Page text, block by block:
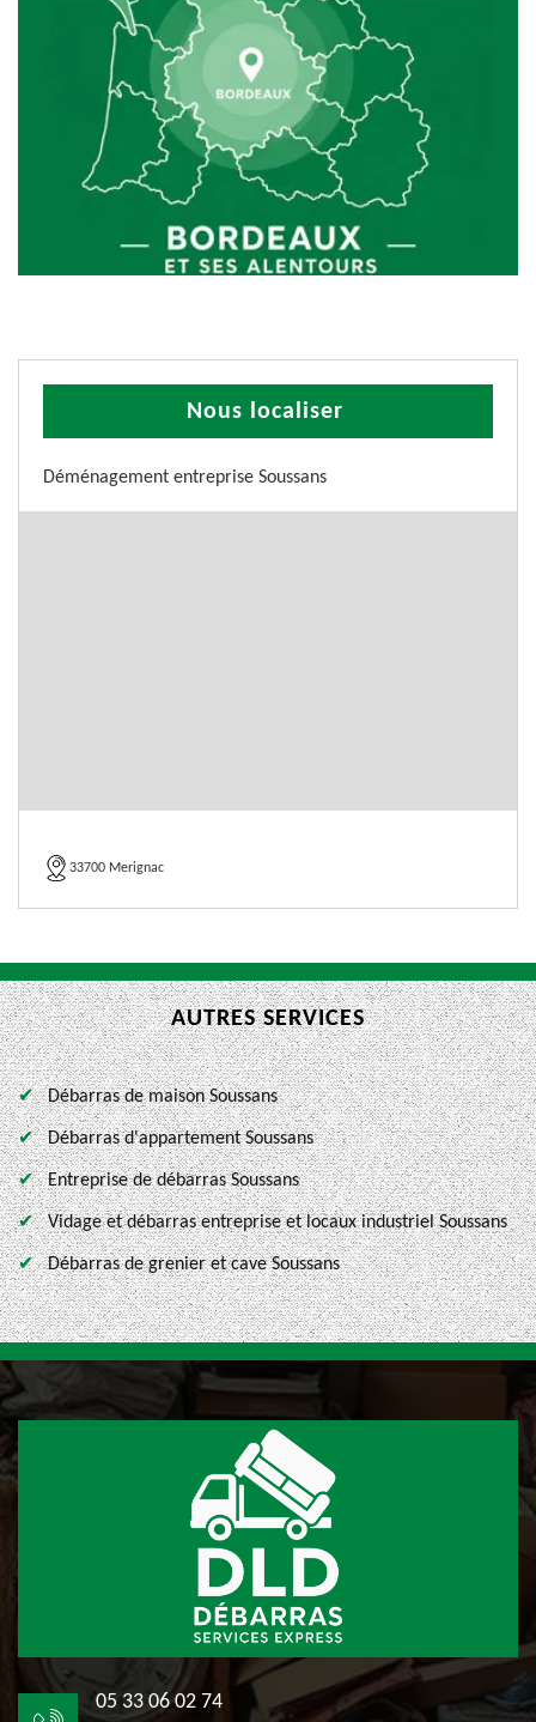
Nous localiser
Déménagement entreprise Soussans
33700 Merignac
AUTRES SERVICES
Débarras de maison Soussans
Débarras d'appartement Soussans
Entreprise de débarras Soussans
Vidage et débarras entreprise et locaux industriel Soussans
Débarras de grenier et cave Soussans
05 33 06 02 74